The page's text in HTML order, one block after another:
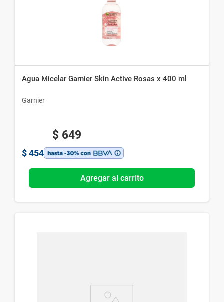
Agua Micelar Garnier Skin Active Rosas x 400 ml
Garnier
$ 649
$ 454
Agregar al carrito